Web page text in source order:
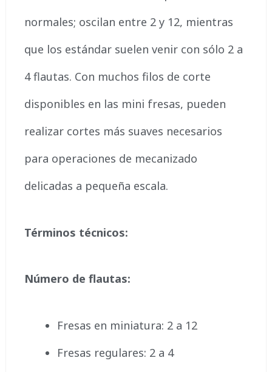
normales; oscilan entre 2 y 12, mientras
que los estándar suelen venir con sólo 2 a
4 flautas. Con muchos filos de corte
disponibles en las mini fresas, pueden
realizar cortes más suaves necesarios
para operaciones de mecanizado
delicadas a pequeña escala.
Términos técnicos:
Número de flautas:
Fresas en miniatura: 2 a 12
Fresas regulares: 2 a 4